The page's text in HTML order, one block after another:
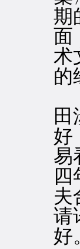
期
面
术
的
田
好
易
夫
请
好